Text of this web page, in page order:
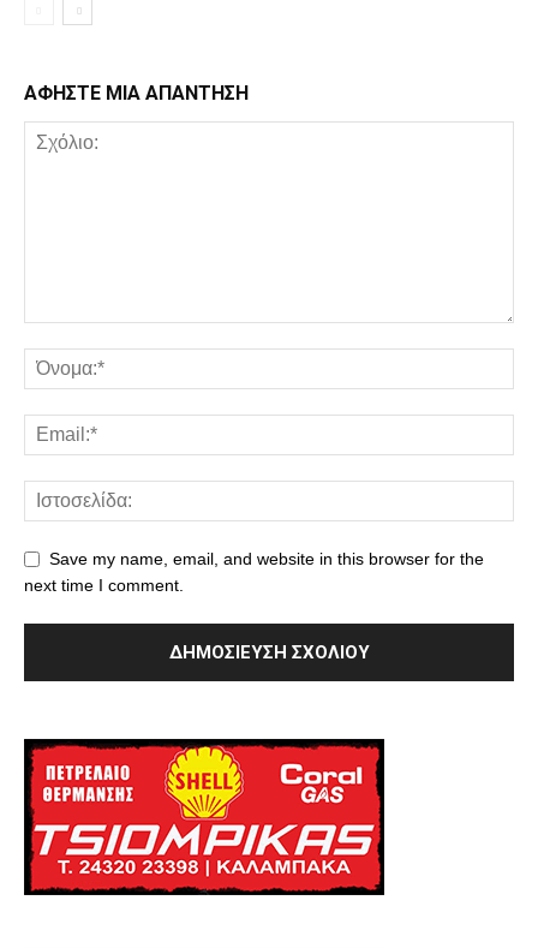
ΑΦΗΣΤΕ ΜΙΑ ΑΠΑΝΤΗΣΗ
Save my name, email, and website in this browser for the
next time I comment.